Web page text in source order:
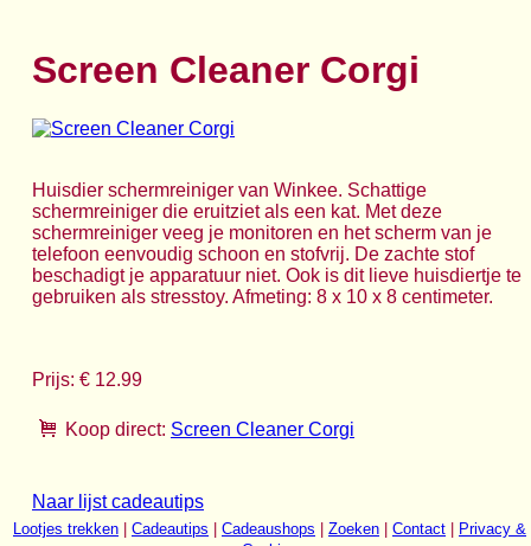
Screen Cleaner Corgi
Huisdier schermreiniger van Winkee. Schattige
schermreiniger die eruitziet als een kat. Met deze
schermreiniger veeg je monitoren en het scherm van je
telefoon eenvoudig schoon en stofvrij. De zachte stof
beschadigt je apparatuur niet. Ook is dit lieve huisdiertje te
gebruiken als stresstoy. Afmeting: 8 x 10 x 8 centimeter.
Prijs: € 12.99
Koop direct: Screen Cleaner Corgi
Naar lijst cadeautips
Lootjes trekken Cadeautips Cadeaushops Zoeken Contact
Privacy &